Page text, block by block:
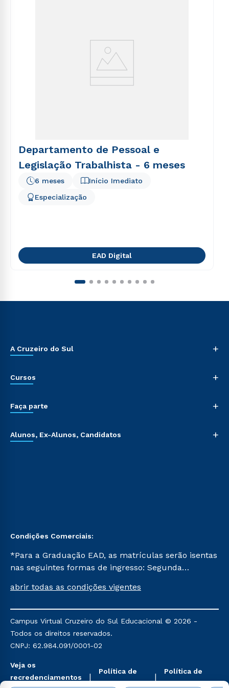
Departamento de Pessoal e
Legislação Trabalhista - 6 meses
Início Imediato
6 meses
Especialização
EAD Digital
A Cruzeiro do Sul +
Cursos +
Faça parte +
Alunos, Ex-Alunos, Candidatos +
Condições Comerciais:
*Para a Graduação EAD, as matrículas serão isentas
nas seguintes formas de ingresso: Segunda
Já para as demais, a taxa de matrícula será de R$
mencionadas são referentes aos cursos: Ensino
Religioso, Geografia para a Docência e Metodologia
do Ensino de História: Questões Atuais.
abrir todas as condições vigentes
Campus Virtual Cruzeiro do Sul Educacional © 2026 -
Todos os direitos reservados.
CNPJ: 62.984.091/0001-02
Veja os
recredenciamentos
Política de
Privacidade
Política de
Cookies